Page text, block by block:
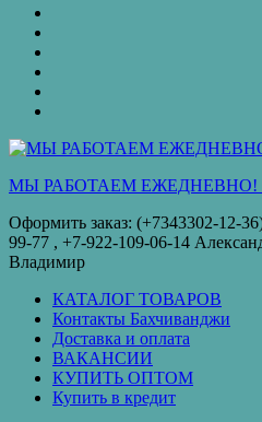
кредит
МЫ РАБОТАЕМ ЕЖЕДНЕВНО!
Оформить заказ: (+7343302-12-
99-77‬ , +7-922-109-06-14
Владимир
КАТАЛОГ ТОВАРОВ
Контакты Бахчиванджи
Доставка и оплата
ВАКАНСИИ
КУПИТЬ ОПТОМ
Купить в кредит